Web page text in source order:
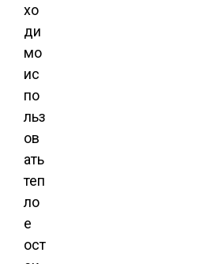
хо
ди
мо
ис
по
льз
ов
ать
теп
ло
е
ост